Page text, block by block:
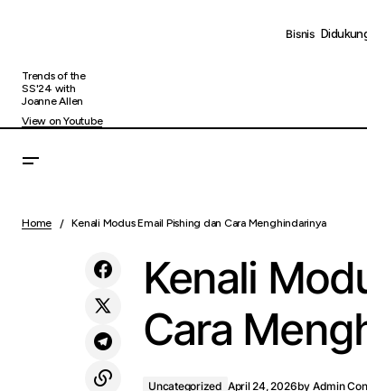
Bisnis
Trends of the
SS'24 with
Joanne Allen
View on Youtube
India, Perkuat Kapasitas Peradilan di Era
Home Kenali Modus Email Pishing dan Cara Menghindarinya
Kenali
Cara
Uncategorized April 24, 2026by Admin